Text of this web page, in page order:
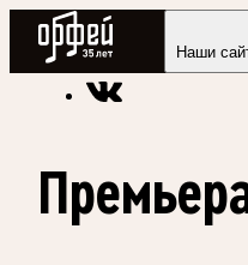
Радио Орфей
Наши
Радио классической